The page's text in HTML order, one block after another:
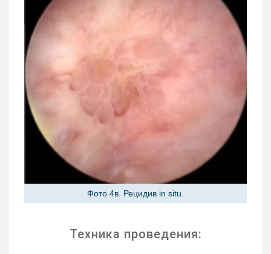
Фото 4в. Рецидив in situ.
Техника проведения: